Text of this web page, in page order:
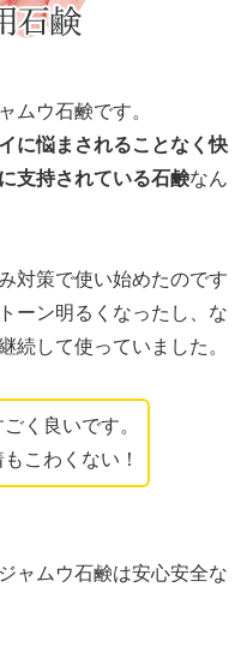
ムウ石鹸です。
に悩まされることなく快
支持されている石鹸なん
対策で使い始めたのです
ーン明るくなったし、な
続して使っていました。
く良いです。
こわくない！
ャムウ石鹸は安心安全な